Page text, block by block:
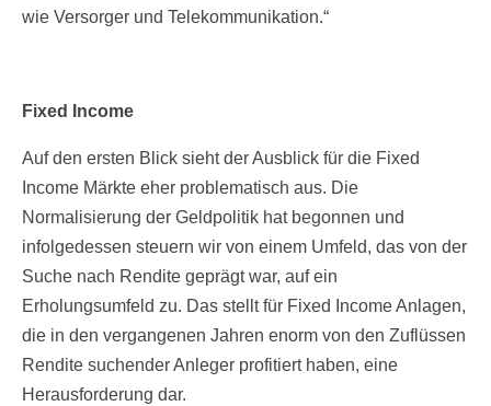
wie Versorger und Telekommunikation.“
Fixed Income
Auf den ersten Blick sieht der Ausblick für die Fixed
Income Märkte eher problematisch aus. Die
Normalisierung der Geldpolitik hat begonnen und
infolgedessen steuern wir von einem Umfeld, das von der
Suche nach Rendite geprägt war, auf ein
Erholungsumfeld zu. Das stellt für Fixed Income Anlagen,
die in den vergangenen Jahren enorm von den Zuflüssen
Rendite suchender Anleger profitiert haben, eine
Herausforderung dar.